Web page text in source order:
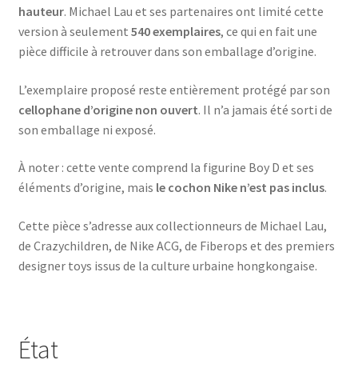
hauteur. Michael Lau et ses partenaires ont limité cette
version à seulement 540 exemplaires, ce qui en fait une
pièce difficile à retrouver dans son emballage d’origine.
L’exemplaire proposé reste entièrement protégé par son
cellophane d’origine non ouvert. Il n’a jamais été sorti de
son emballage ni exposé.
À noter : cette vente comprend la figurine Boy D et ses
éléments d’origine, mais le cochon Nike n’est pas inclus.
Cette pièce s’adresse aux collectionneurs de Michael Lau,
de Crazychildren, de Nike ACG, de Fiberops et des premiers
designer toys issus de la culture urbaine hongkongaise.
État